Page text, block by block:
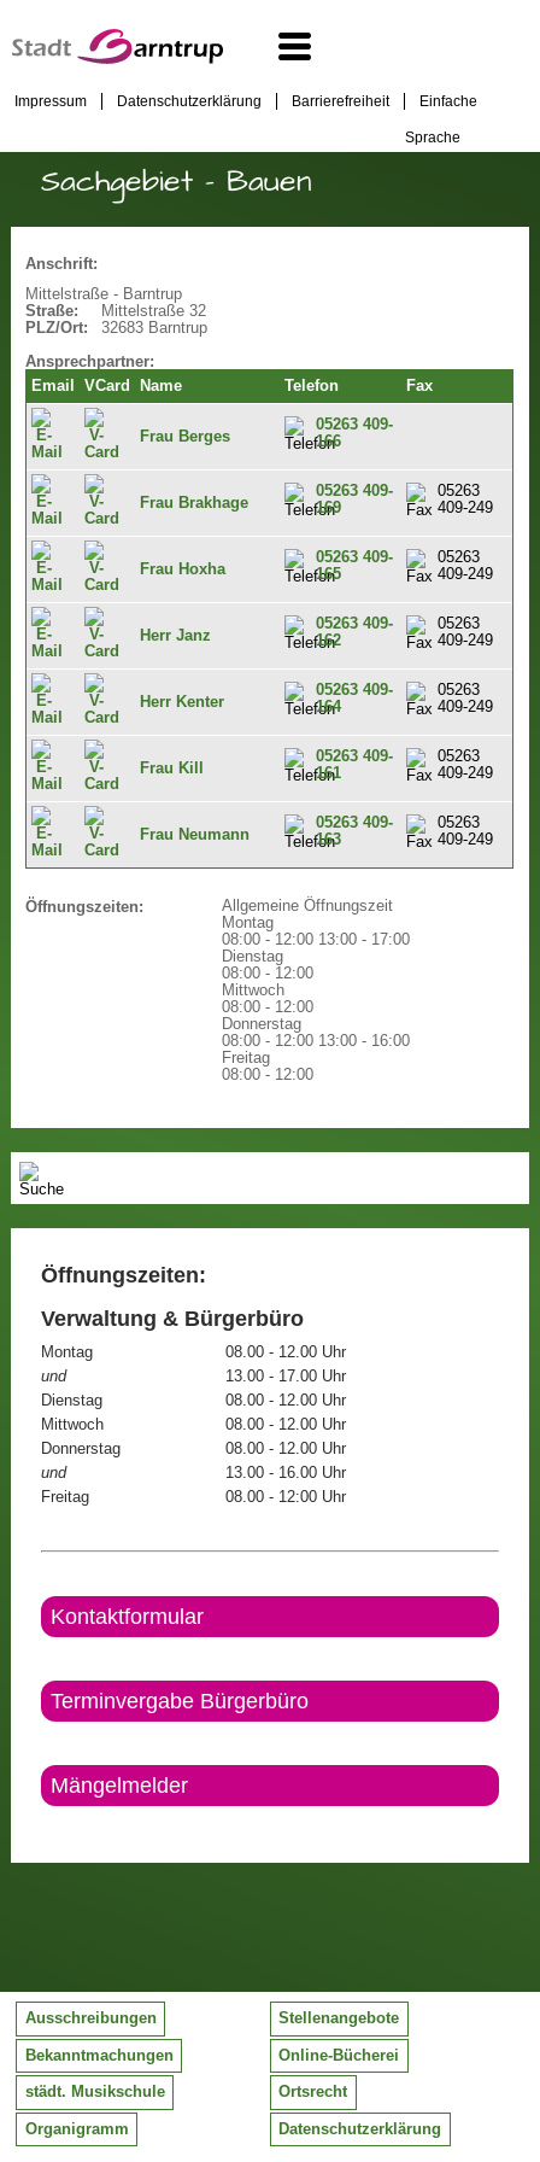
Impressum Datenschutzerklärung Barrierefreiheit Einfache
Sprache
Sachgebiet - Bauen
Anschrift:
Mittelstraße - Barntrup
Straße:
Mittelstraße 32
PLZ/Ort:
32683 Barntrup
Ansprechpartner:
Email
VCard Name Telefon Fax
Frau Berges
05263 409-
166
Frau Brakhage
05263 409-
169
05263
409-249
Frau Hoxha
05263 409-
165
05263
409-249
Herr Janz
05263 409-
162
05263
409-249
Herr Kenter
05263 409-
164
05263
409-249
Frau Kill
05263 409-
161
05263
409-249
Frau Neumann
05263 409-
163
05263
409-249
Öffnungszeiten:
Allgemeine Öffnungszeit
Montag
08:00 - 12:00 13:00 - 17:00
Dienstag
08:00 - 12:00
Mittwoch
08:00 - 12:00
Donnerstag
08:00 - 12:00 13:00 - 16:00
Freitag
08:00 - 12:00
Öffnungszeiten:
Verwaltung & Bürgerbüro
Montag
08.00 - 12.00 Uhr
und
13.00 - 17.00 Uhr
Dienstag
08.00 - 12.00 Uhr
Mittwoch
08.00 - 12.00 Uhr
Donnerstag
08.00 - 12.00 Uhr
und
13.00 - 16.00 Uhr
Freitag
08.00 - 12:00 Uhr
Kontaktformular
Terminvergabe Bürgerbüro
Mängelmelder
Ausschreibungen Stellenangebote
Bekanntmachungen Online-Bücherei
städt. Musikschule Ortsrecht
Organigramm Datenschutzerklärung